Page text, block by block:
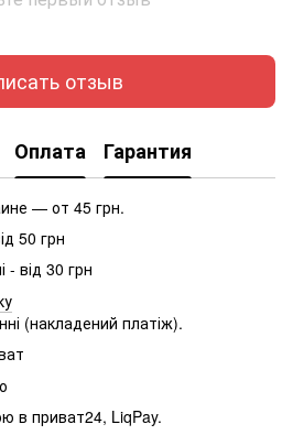
отзыв
Оплата Гарантия
— от 45 грн.
50 грн
- від 30 грн
(накладений платіж).
в приват24, LiqPay.